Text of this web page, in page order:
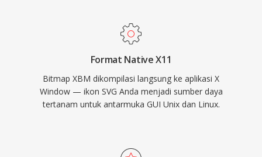
Format Native X11
Bitmap XBM dikompilasi langsung ke aplikasi X
Window — ikon SVG Anda menjadi sumber daya
tertanam untuk antarmuka GUI Unix dan Linux.